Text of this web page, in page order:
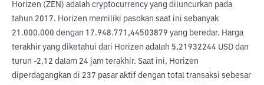
Horizen (ZEN) adalah cryptocurrency yang diluncurkan pada
tahun 2017. Horizen memiliki pasokan saat ini sebanyak
21.000.000 dengan 17.948.771,44503879 yang beredar. Harga
terakhir yang diketahui dari Horizen adalah 5,21932244 USD dan
turun -2,12 dalam 24 jam terakhir. Saat ini, Horizen
diperdagangkan di 237 pasar aktif dengan total transaksi sebesar